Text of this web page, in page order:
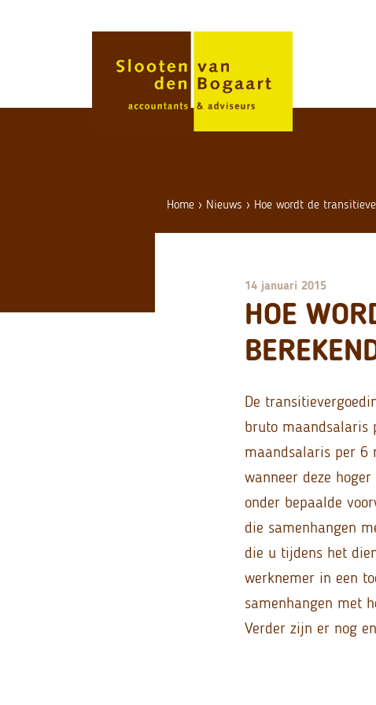
Home › Nieuws › Hoe wordt de
14 januari 2015
HOE
De
bruto maandsalaris
maandsalaris per 6
wanneer deze
onder bepaalde
die samenhangen
die u tijdens het
werknemer in een
samenhangen met
Verder zijn er nog